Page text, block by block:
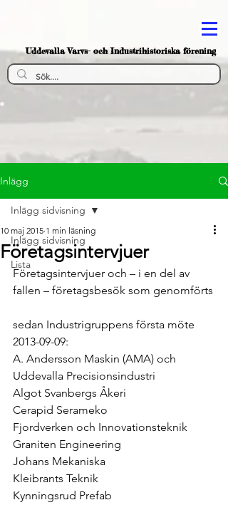
Uddevalla Varvs- och Industrihistoriska förening
Inlägg
Inlägg sidvisning
Lista
Inlägg sidvisning
Företagsintervjuer
10 maj 2015 1 min läsning
Företagsintervjuer och – i en del av
fallen – företagsbesök som genomförts
sedan Industrigruppens första möte
2013-09-09:
A. Andersson Maskin (AMA) och
Uddevalla Precisionsindustri
Algot Svanbergs Åkeri
Cerapid Serameko
Fjordverken och Innovationsteknik
Graniten Engineering
Johans Mekaniska
Kleibrants Teknik
Kynningsrud Prefab